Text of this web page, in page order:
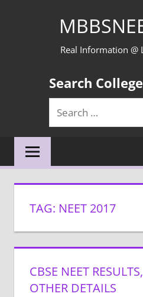
Real Information @
Search
Search
for:
TAG: NEET 2017
CBSE NEET
OTHER DETAILS